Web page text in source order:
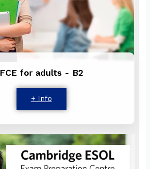
FCE for adults - B2
+ Info